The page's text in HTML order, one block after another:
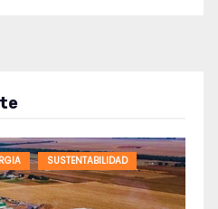
SUSTENTABILIDAD